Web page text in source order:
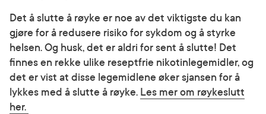
Det å slutte å røyke er noe av det viktigste du kan
gjøre for å redusere risiko for sykdom og å styrke
helsen. Og husk, det er aldri for sent å slutte! Det
finnes en rekke ulike reseptfrie nikotinlegemidler, og
det er vist at disse legemidlene øker sjansen for å
lykkes med å slutte å røyke. Les mer om røykeslutt
her.